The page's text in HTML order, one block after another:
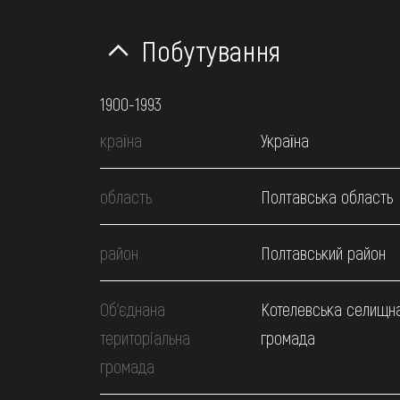
Побутування
1900-1993
країна
Україна
область Полтавська область
район Полтавський район
Об’єднана
територіальна
громада
Котелевська
громада